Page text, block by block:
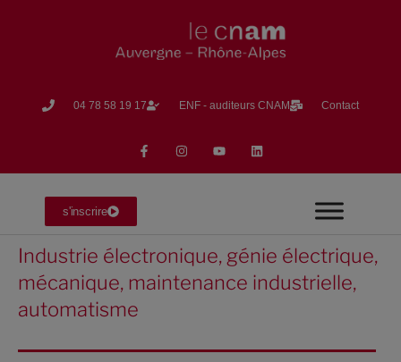
04 78 58 19 17​ ENF - auditeurs CNAM Contact
s'inscrire
Industrie électronique, génie électrique,
mécanique, maintenance industrielle,
automatisme